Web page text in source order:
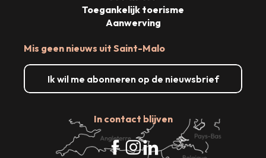
Mis geen nieuws uit Saint-Malo
Ik wil me abonneren op de nieuwsbrief
In contact blijven
Toegankelijk toerisme
Aanwerving